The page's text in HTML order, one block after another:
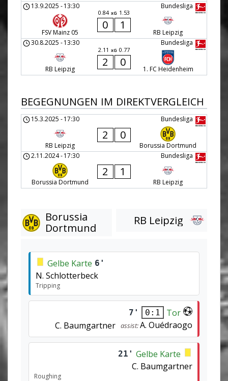
Bundesliga
13.9.2025 -13:30
FSV Mainz 05
0.84 xG 1.53
0 1
RB Leipzig
Bundesliga
30.8.2025 -13:30
RB Leipzig
2.11 xG 0.77
2 0
1. FC Heidenheim
BEGEGNUNGEN IM DIREKTVERGLEICH
Bundesliga
15.3.2025 -17:30
RB Leipzig
2 0
Borussia Dortmund
Bundesliga
2.11.2024-17:30
Borussia Dortmund
2 1
RB Leipzig
Borussia
Dortmund
RB Leipzig
Gelbe Karte 6'
N. Schlotterbeck
Tripping
7' 0:1
Tor
C. Baumgartner assist:A. Ouédraogo
21' Gelbe Karte
C. Baumgartner
Roughing